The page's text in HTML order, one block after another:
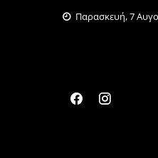
Παρασκευή, 7